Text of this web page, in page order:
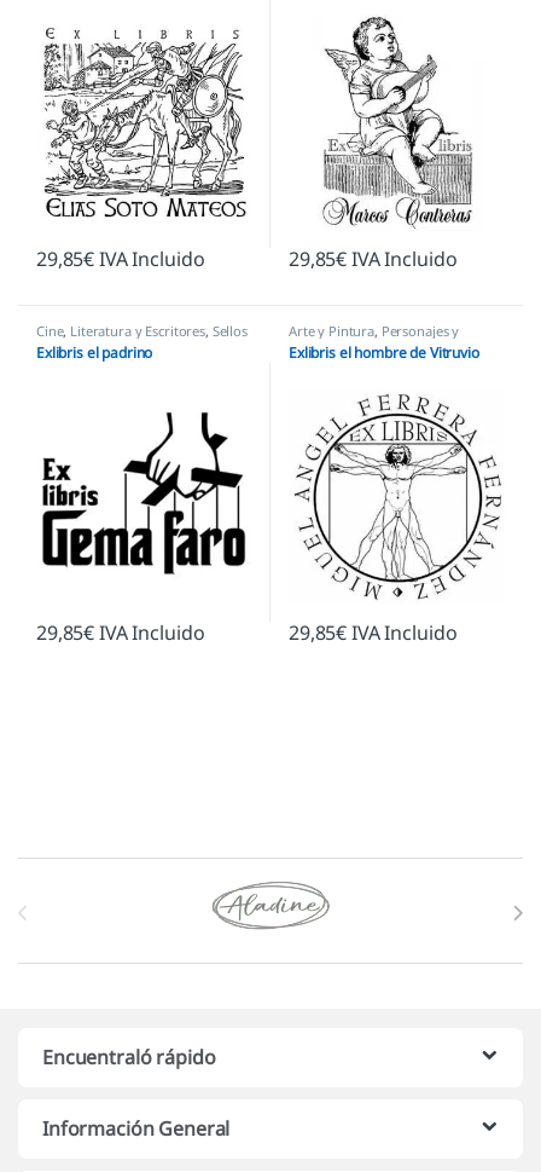
29,85€IVA Incluido 29,85€IVA Incluido
Cine, Literatura y Escritores, Sellos
Ex Libris
Exlibris el padrino
29,85€IVA Incluido
Arte y Pintura, Personajes y
Figuras Sellos Ex Libris
Exlibris el hombre de Vitruvio
29,85€IVA Incluido
Marcas De Carrusel
Encuentraló rápido
Información General